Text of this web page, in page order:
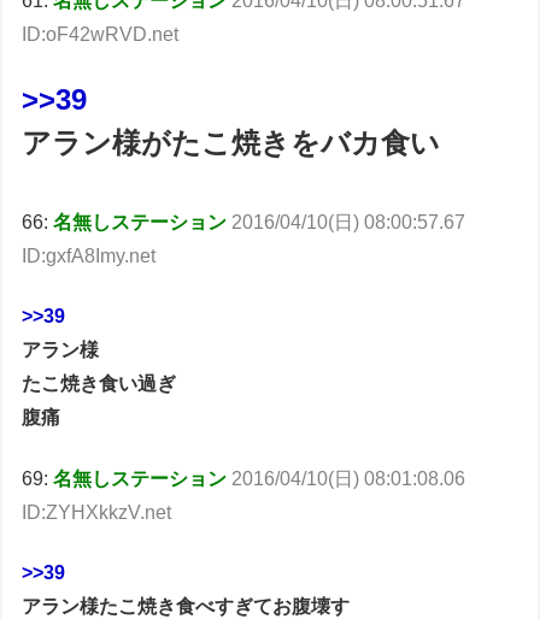
ID:oF42wRVD.net
>>39
アラン様がたこ焼きをバカ食い
66:名無しステーション 2016/04/10(日) 08:00:57.67
ID:gxfA8Imy.net
>>39
アラン様
たこ焼き食い過ぎ
腹痛
69:名無しステーション 2016/04/10(日) 08:01:08.06
ID:ZYHXkkzV.net
>>39
アラン様たこ焼き食べすぎてお腹壊す